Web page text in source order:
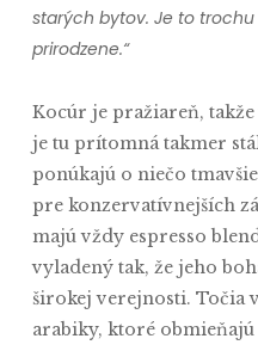
starých bytov. Je to
prirodzene.“
Kocúr je pražiareň,
je tu prítomná takmer
ponúkajú o niečo
pre konzervatívnejších
majú vždy espresso
vyladený tak, že jeho
širokej verejnosti. Točia
arabiky, ktoré